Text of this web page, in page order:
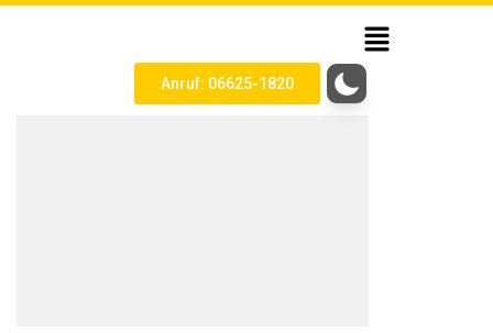
Anruf: 06625-1820